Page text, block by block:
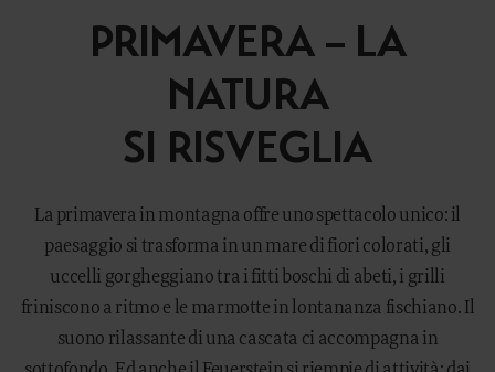
PRIMAVERA – LA
NATURA
SI RISVEGLIA
La primavera in montagna offre uno spettacolo unico: il
paesaggio si trasforma in un mare di fiori colorati, gli
uccelli gorgheggiano tra i fitti boschi di abeti, i grilli
friniscono a ritmo e le marmotte in lontananza fischiano. Il
suono rilassante di una cascata ci accompagna in